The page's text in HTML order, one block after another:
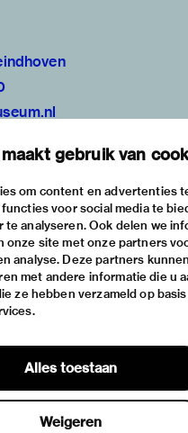
gebruik van
om content en advertenties
voor social media te
analyseren. Ook delen we
onze site met onze partners
analyse. Deze partners
met andere informatie die u
ze hebben verzameld op basis
Alles toestaan
Weigeren